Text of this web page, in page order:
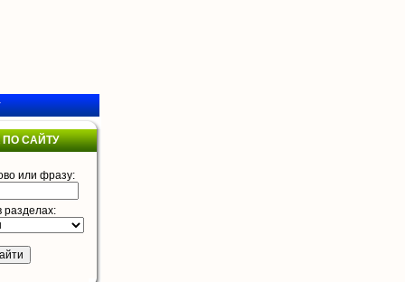
САЙТУ
или фразу:
разделах: